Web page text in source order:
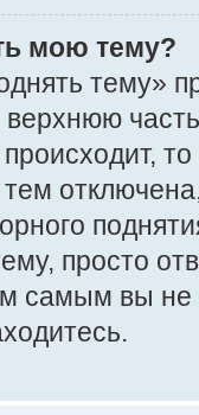
мою тему?
тему»
то
просто
самым вы